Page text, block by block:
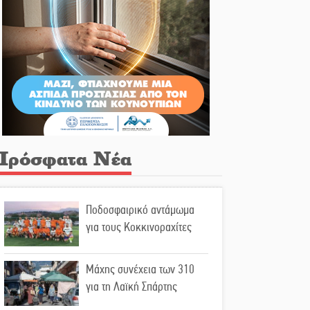
Νέα
Ποδοσφαιρικό αντάμωμα
για τους Κοκκινοραχίτες
Μάχης συνέχεια των 310
για τη Λαϊκή Σπάρτης